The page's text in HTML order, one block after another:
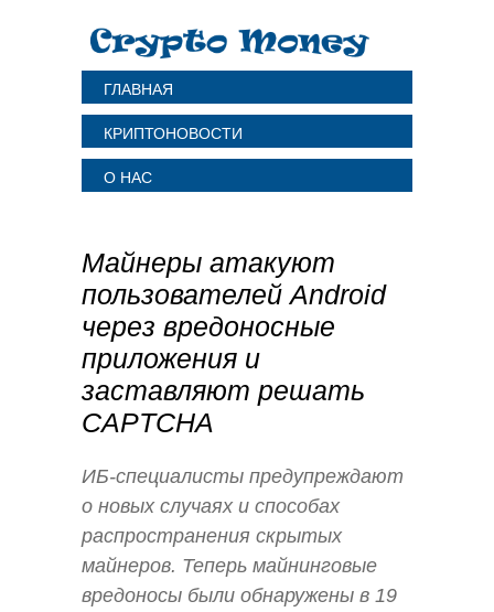
ГЛАВНАЯ
КРИПТОНОВОСТИ
О НАС
Майнеры атакуют
пользователей Android
через вредоносные
приложения и
заставляют решать
CAPTCHA
ИБ-специалисты предупреждают
о новых случаях и способах
распространения скрытых
майнеров. Теперь майнинговые
вредоносы были обнаружены в 19